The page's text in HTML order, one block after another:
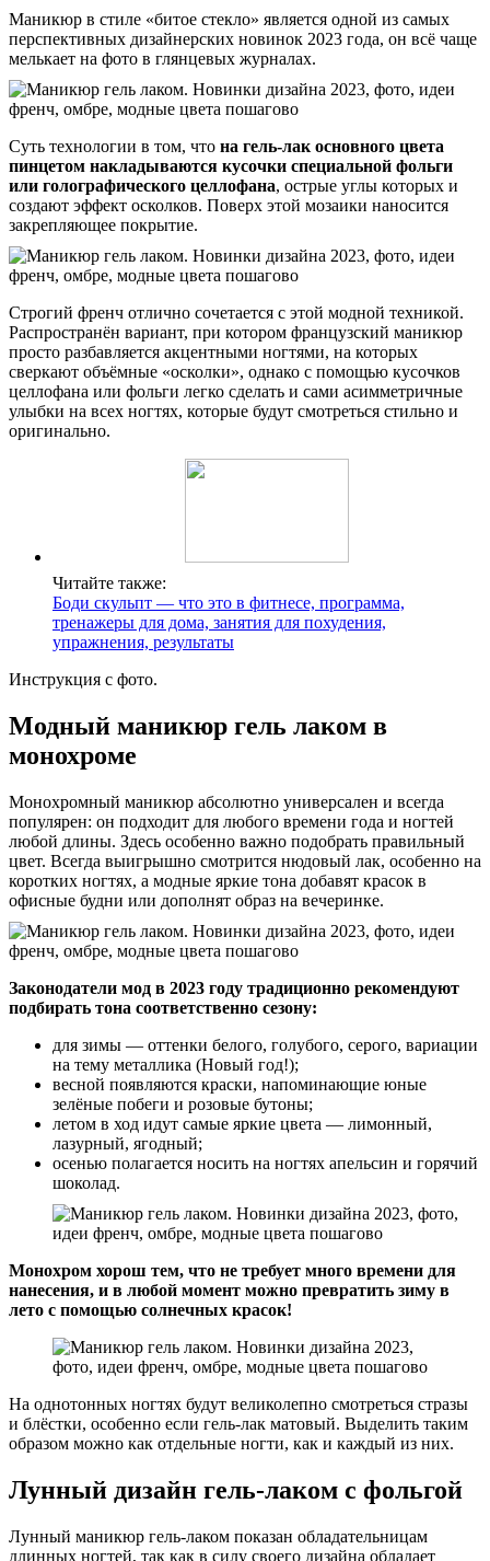
Маникюр в стиле «битое стекло» является одной из самых
перспективных дизайнерских новинок 2023 года, он всё чаще
мелькает на фото в глянцевых журналах.
Суть технологии в том, что на гель-лак основного цвета
пинцетом накладываются кусочки специальной фольги
или голографического целлофана, острые углы которых и
создают эффект осколков. Поверх этой мозаики наносится
закрепляющее покрытие.
Строгий френч отлично сочетается с этой модной техникой.
Распространён вариант, при котором французский маникюр
просто разбавляется акцентными ногтями, на которых
сверкают объёмные «осколки», однако с помощью кусочков
целлофана или фольги легко сделать и сами асимметричные
улыбки на всех ногтях, которые будут смотреться стильно и
оригинально.
Читайте также:
Боди скульпт — что это в фитнесе, программа,
тренажеры для дома, занятия для похудения,
упражнения, результаты
Инструкция с фото.
Модный маникюр гель лаком в
монохроме
Монохромный маникюр абсолютно универсален и всегда
популярен: он подходит для любого времени года и ногтей
любой длины. Здесь особенно важно подобрать правильный
цвет. Всегда выигрышно смотрится нюдовый лак, особенно на
коротких ногтях, а модные яркие тона добавят красок в
офисные будни или дополнят образ на вечеринке.
Законодатели мод в 2023 году традиционно рекомендуют
подбирать тона соответственно сезону:
для зимы — оттенки белого, голубого, серого, вариации
на тему металлика (Новый год!);
весной появляются краски, напоминающие юные
зелёные побеги и розовые бутоны;
летом в ход идут самые яркие цвета — лимонный,
лазурный, ягодный;
осенью полагается носить на ногтях апельсин и горячий
шоколад.
Монохром хорош тем, что не требует много времени для
нанесения, и в любой момент можно превратить зиму в
лето с помощью солнечных красок!
На однотонных ногтях будут великолепно смотреться стразы
и блёстки, особенно если гель-лак матовый. Выделить таким
образом можно как отдельные ногти, как и каждый из них.
Лунный дизайн гель-лаком с фольгой
Лунный маникюр гель-лаком показан обладательницам
длинных ногтей, так как в силу своего дизайна обладает